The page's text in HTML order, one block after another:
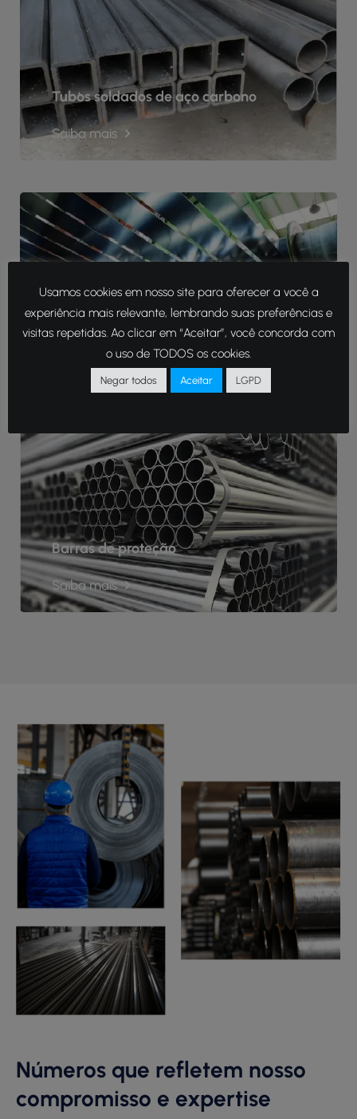
Tubos soldados de aço carbono
Saiba mais
Chapas e rolos de aço
Saiba mais
Barras de proteção
Saiba mais
Números que refletem nosso
compromisso e expertise
Usamos cookies em nosso site para oferecer a você a
experiência mais relevante, lembrando suas preferências e
visitas repetidas. Ao clicar em “Aceitar”, você concorda com
o uso de TODOS os cookies.
Negar todos Aceitar LGPD